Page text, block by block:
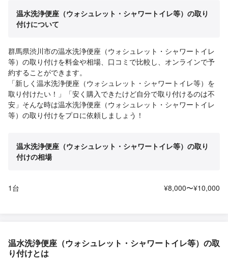
温水洗浄便座（ウォシュレット・シャワートイレ等）の取り
付けについて
群馬県渋川市の温水洗浄便座（ウォシュレット・シャワートイレ
等）の取り付けを料金や相場、口コミで比較し、オンラインで予
約することができます。
「新しく温水洗浄便座（ウォシュレット・シャワートイレ等）を
取り付けたい！」「安く購入できたけど自分で取り付けるのは不
安」そんな時は温水洗浄便座（ウォシュレット・シャワートイレ
等）の取り付けをプロに依頼しましょう！
温水洗浄便座（ウォシュレット・シャワートイレ等）の取り
付けの相場
1台 ¥8,000〜¥10,000
温水洗浄便座（ウォシュレット・シャワートイレ等）の取
り付けとは